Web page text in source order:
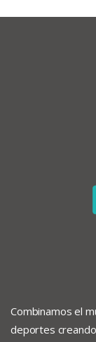
Combinamos el
deportes